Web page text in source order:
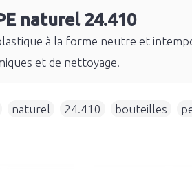
naturel 24.410
à la forme neutre et
et de nettoyage.
naturel 24.410 bouteilles